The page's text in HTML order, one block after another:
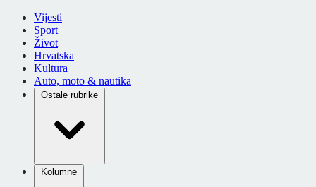
Vijesti
Sport
Život
Hrvatska
Kultura
Auto, moto & nautika
Ostale rubrike
Kolumne